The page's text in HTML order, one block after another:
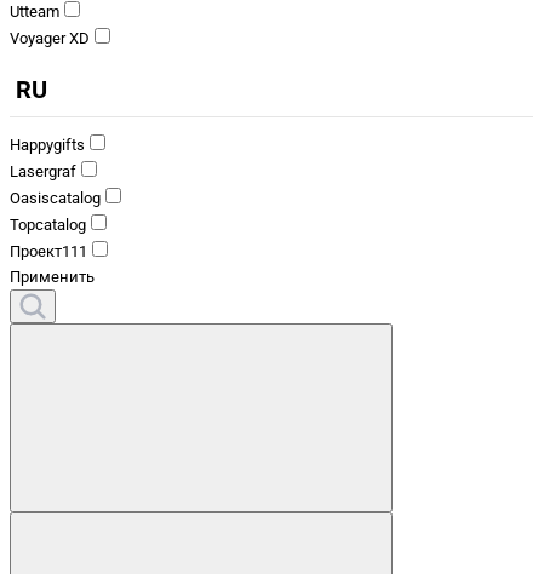
Utteam
Voyager XD
RU
Happygifts
Lasergraf
Oasiscatalog
Topcatalog
Проект111
Применить